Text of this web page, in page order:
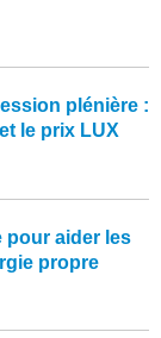
plénière :
le prix LUX
pour aider les
propre